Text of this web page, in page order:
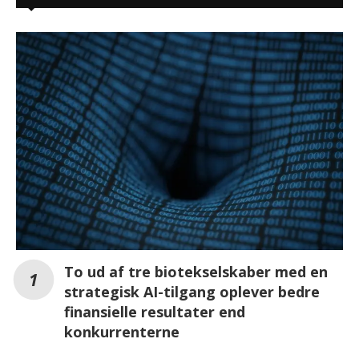
To ud af tre biotekselskaber med en
strategisk AI-tilgang oplever bedre
finansielle resultater end
konkurrenterne